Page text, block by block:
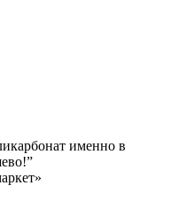
именно в